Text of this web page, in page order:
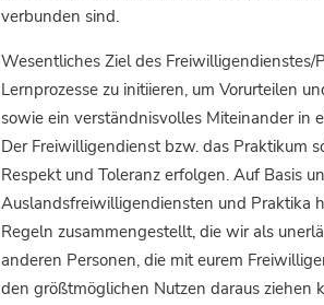
verbunden sind.
Wesentliches Ziel des Freiwilligendienstes/
Lernprozesse zu initiieren, um Vorurteilen
sowie ein verständnisvolles Miteinander in
Der Freiwilligendienst bzw. das Praktikum
Respekt und Toleranz erfolgen. Auf Basis
Auslandsfreiwilligendiensten und Praktika
Regeln zusammengestellt, die wir als
anderen Personen, die mit eurem
den größtmöglichen Nutzen daraus ziehen